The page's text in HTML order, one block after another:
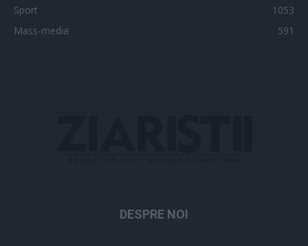
Sport
1053
Mass-media
591
DESPRE NOI